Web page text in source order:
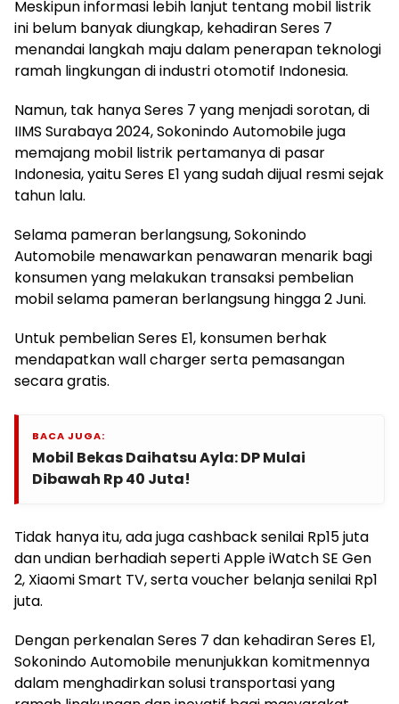
Meskipun informasi lebih lanjut tentang mobil listrik
ini belum banyak diungkap, kehadiran Seres 7
menandai langkah maju dalam penerapan teknologi
ramah lingkungan di industri otomotif Indonesia.
Namun, tak hanya Seres 7 yang menjadi sorotan, di
IIMS Surabaya 2024, Sokonindo Automobile juga
memajang mobil listrik pertamanya di pasar
Indonesia, yaitu Seres E1 yang sudah dijual resmi sejak
tahun lalu.
Selama pameran berlangsung, Sokonindo
Automobile menawarkan penawaran menarik bagi
konsumen yang melakukan transaksi pembelian
mobil selama pameran berlangsung hingga 2 Juni.
Untuk pembelian Seres E1, konsumen berhak
mendapatkan wall charger serta pemasangan
secara gratis.
BACA JUGA:
Mobil Bekas Daihatsu Ayla: DP Mulai
Dibawah Rp 40 Juta!
Tidak hanya itu, ada juga cashback senilai Rp15 juta
dan undian berhadiah seperti Apple iWatch SE Gen
2, Xiaomi Smart TV, serta voucher belanja senilai Rp1
juta.
Dengan perkenalan Seres 7 dan kehadiran Seres E1,
Sokonindo Automobile menunjukkan komitmennya
dalam menghadirkan solusi transportasi yang